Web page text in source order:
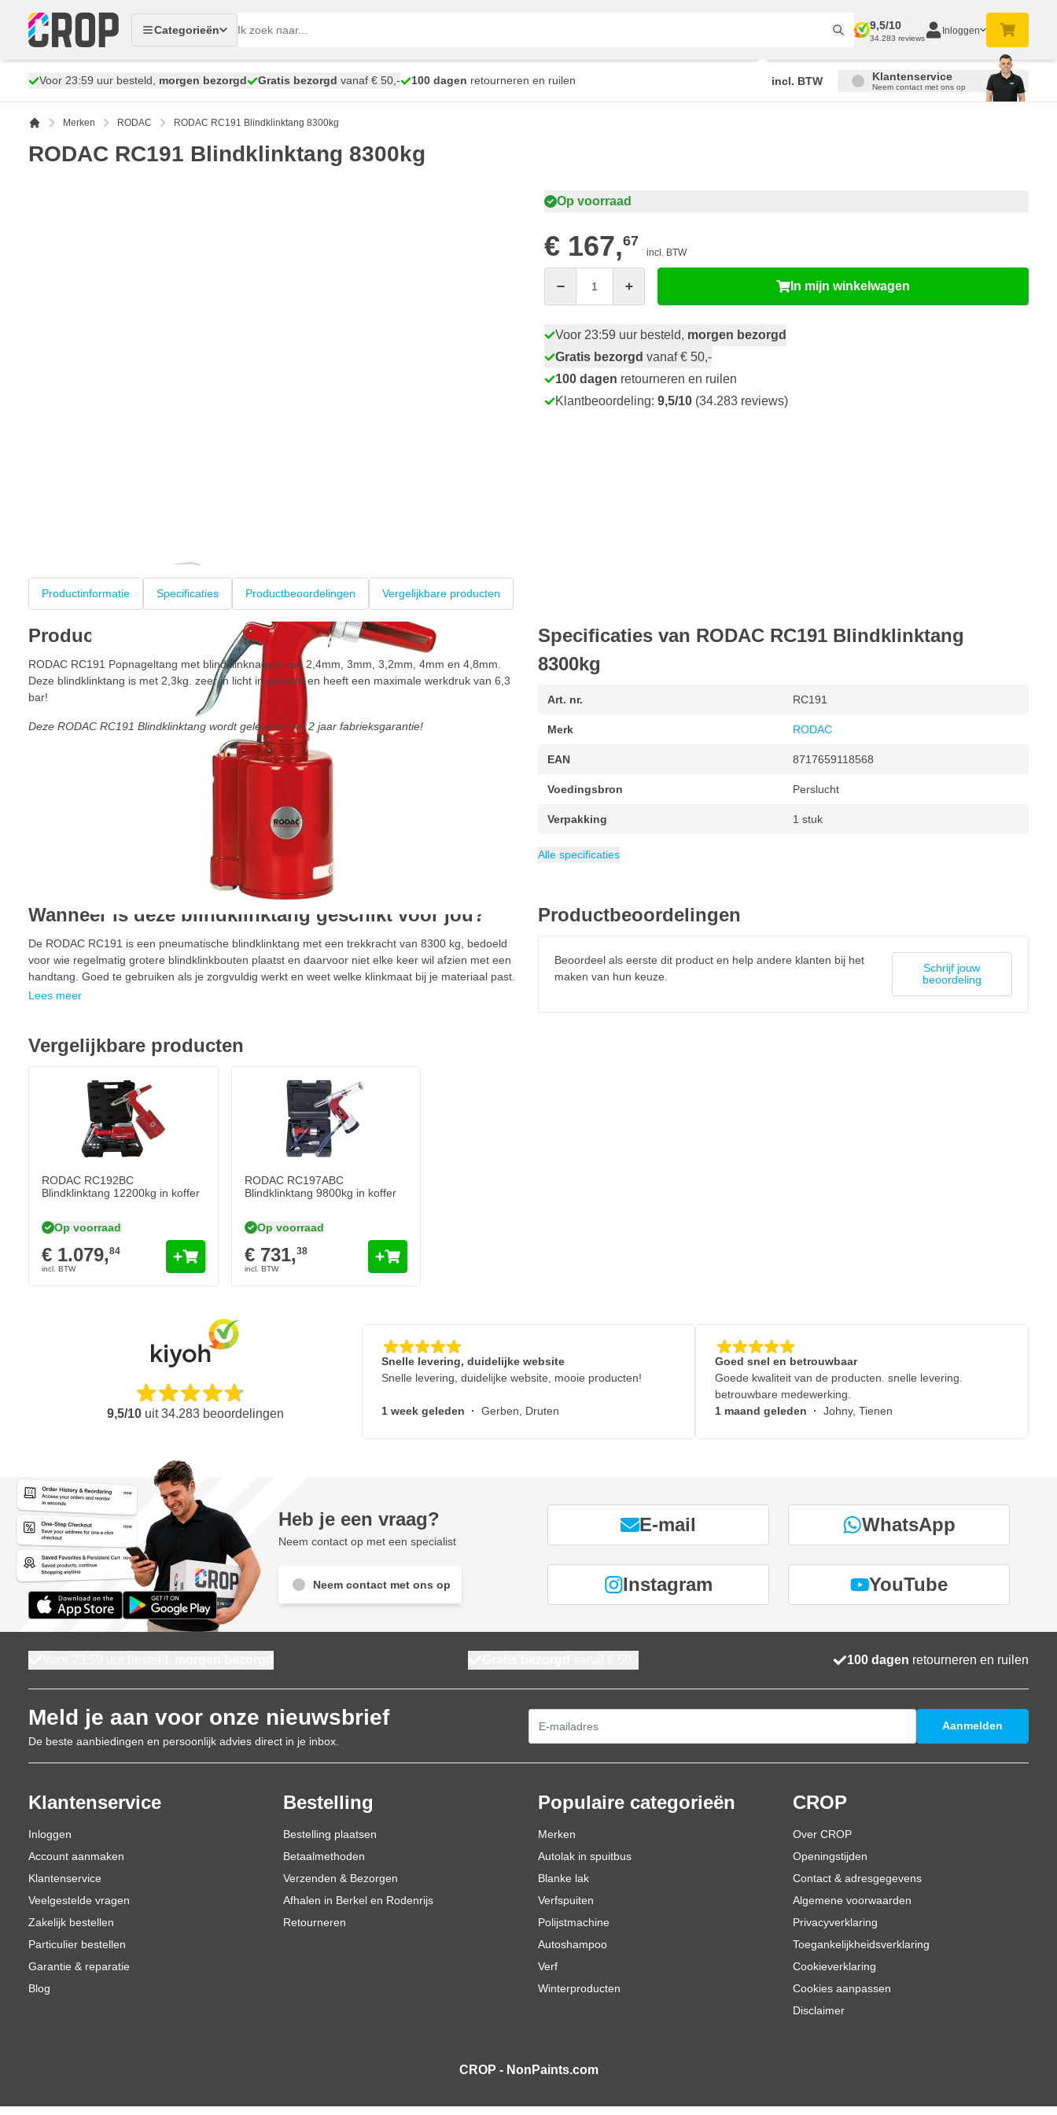
Categorieën
9,5/10
34.283 reviews
Inloggen
Voor 23:59 uur besteld, morgen bezorgd Gratis bezorgd vanaf € 50,- 100 dagen retourneren en ruilen incl. BTW Klantenservice
Neem contact met ons op
Merken RODAC RODAC RC191 Blindklinktang 8300kg
RODAC RC191 Blindklinktang 8300kg
Op voorraad
€ 167,67
incl. BTW
In mijn winkelwagen
Voor 23:59 uur besteld, morgen bezorgd
Gratis bezorgd vanaf € 50,-
100 dagen retourneren en ruilen
Klantbeoordeling: 9,5/10 (34.283 reviews)
Productinformatie Specificaties Productbeoordelingen Vergelijkbare producten
Productinformatie
RODAC RC191 Popnageltang met blindklinknagels van 2,4mm, 3mm, 3,2mm, 4mm en 4,8mm.
Deze blindklinktang is met 2,3kg. zeer in licht in gewicht en heeft een maximale werkdruk van 6,3
bar!
Deze RODAC RC191 Blindklinktang wordt geleverd met 2 jaar fabrieksgarantie!
Specificaties van RODAC RC191 Blindklinktang
8300kg
Art. nr. RC191
Merk RODAC
EAN 8717659118568
Voedingsbron Perslucht
Verpakking 1 stuk
Blindklinknagels
Gewicht
Categorie
Alle specificaties
Wanneer is deze blindklinktang geschikt voor jou?
De RODAC RC191 is een pneumatische blindklinktang met een trekkracht van 8300 kg, bedoeld
voor wie regelmatig grotere blindklinkbouten plaatst en daarvoor niet elke keer wil afzien met een
handtang. Goed te gebruiken als je zorgvuldig werkt en weet welke klinkmaat bij je materiaal past.
Lees meer
Productbeoordelingen
Beoordeel als eerste dit product en help andere klanten bij het
maken van hun keuze.
Schrijf jouw
beoordeling
Vergelijkbare producten
RODAC RC192BC
Blindklinktang 12200kg in koffer
Op voorraad
€ 1.079,84
RODAC RC197ABC
Blindklinktang 9800kg in koffer
Op voorraad
€ 731,38
9,5/10uit34.283beoordelingen
Snelle levering, duidelijke website
Snelle levering, duidelijke website, mooie producten!
1 week geleden · Gerben, Druten
Goed snel en betrouwbaar
Goede kwaliteit van de producten. snelle levering.
betrouwbare medewerking.
1 maand geleden · Johny, Tienen
Heb je een vraag?
Neem contact op met een specialist
Neem contact met ons op
E-mail WhatsApp
Instagram YouTube
100 dagen retourneren en ruilen
Meld je aan voor onze nieuwsbrief
De beste aanbiedingen en persoonlijk advies direct in je inbox.
Aanmelden
Klantenservice
Inloggen
Account aanmaken
Klantenservice
Veelgestelde vragen
Zakelijk bestellen
Particulier bestellen
Garantie & reparatie
Blog
Bestelling
Bestelling plaatsen
Betaalmethoden
Verzenden & Bezorgen
Afhalen in Berkel en Rodenrijs
Retourneren
Populaire categorieën
Merken
Autolak in spuitbus
Blanke lak
Verfspuiten
Polijstmachine
Autoshampoo
Verf
Winterproducten
CROP
Over CROP
Openingstijden
Contact & adresgegevens
Algemene voorwaarden
Privacyverklaring
Toegankelijkheidsverklaring
Cookieverklaring
Cookies aanpassen
Disclaimer
CROP - NonPaints.com